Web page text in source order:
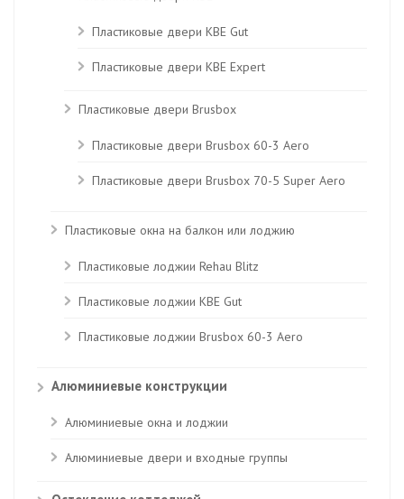
Пластиковые двери КВЕ Gut
Пластиковые двери КВЕ Expert
Пластиковые двери Brusbox
Пластиковые двери Brusbox 60-3 Aero
Пластиковые двери Brusbox 70-5 Super Aero
Пластиковые окна на балкон или лоджию
Пластиковые лоджии Rehau Blitz
Пластиковые лоджии КВЕ Gut
Пластиковые лоджии Brusbox 60-3 Aero
Алюминиевые конструкции
Алюминиевые окна и лоджии
Алюминиевые двери и входные группы